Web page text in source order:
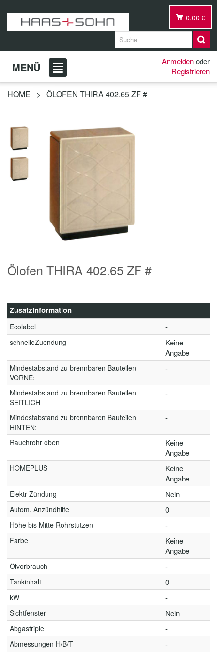
0,00 €
MENÜ Anmeldenoder
Registrieren
HOME > ÖLOFEN THIRA 402.65 ZF #
Ölofen THIRA 402.65 ZF #
Zusatzinformation
Ecolabel -
schnelleZuendung
Keine
Angabe
Mindestabstand zu brennbaren Bauteilen
VORNE:
-
Mindestabstand zu brennbaren Bauteilen
SEITLICH
-
Mindestabstand zu brennbaren Bauteilen
HINTEN:
-
Rauchrohr oben
Keine
Angabe
HOMEPLUS
Keine
Angabe
Elektr Zündung Nein
Autom. Anzündhilfe 0
Höhe bis Mitte Rohrstutzen -
Farbe
Keine
Angabe
Ölverbrauch -
Tankinhalt 0
kW -
Sichtfenster Nein
Abgastriple -
Abmessungen H/B/T -